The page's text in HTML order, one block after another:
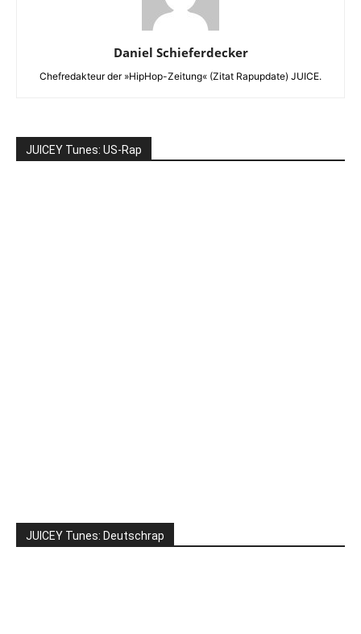
Daniel Schieferdecker
Chefredakteur der »HipHop-Zeitung« (Zitat Rapupdate) JUICE.
JUICEY Tunes: US-Rap
JUICEY Tunes: Deutschrap